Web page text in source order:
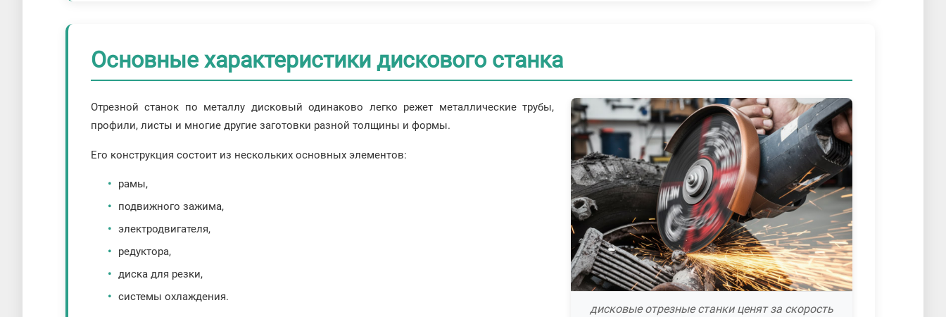
Основные характеристики дискового станка
дисковые отрезные станки ценят за скорость
Отрезной станок по металлу дисковый одинаково легко режет металлические трубы,
профили, листы и многие другие заготовки разной толщины и формы.
Его конструкция состоит из нескольких основных элементов:
рамы,
подвижного зажима,
электродвигателя,
редуктора,
диска для резки,
системы охлаждения.